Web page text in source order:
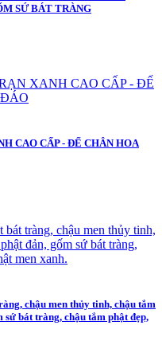
SỨ BÁT TRÀNG
CAO CẤP - ĐẾ CHÂN HOA
chậu men thủy tinh, chậu tắm
sứ bát tràng, chậu tắm phật đẹp,